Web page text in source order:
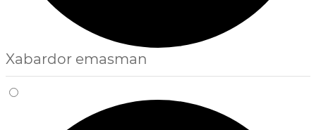
Xabardor emasman